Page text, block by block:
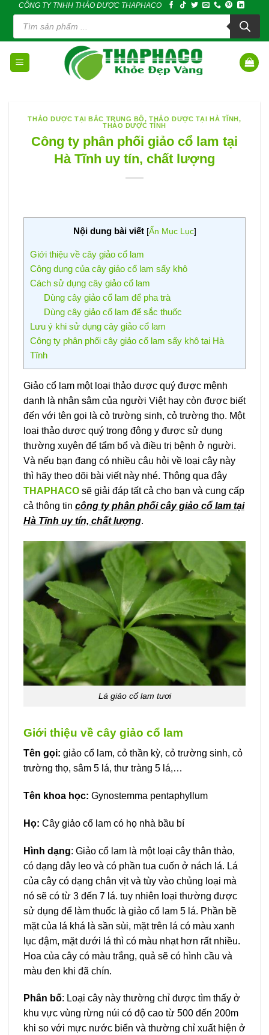
content
CÔNG TY TNHH THẢO DƯỢC THAPHACO
Tìm
kiếm
phẩm
THẢO DƯỢC TẠI BẮC TRUNG BỘ,THẢO DƯỢC TẠI HÀ TĨNH ,
THẢO DƯỢC TỈNH
Công ty phân phối giảo cổ lam tại
Hà Tĩnh uy tín, chất lượng
Nội dung bài viết [Ẩn Mục Lục]
Giới thiệu về cây giảo cổ lam
Công dụng của cây giảo cổ lam sấy khô
Cách sử dụng cây giảo cổ lam
Dùng cây giảo cổ lam để pha trà
Dùng cây giảo cổ lam để sắc thuốc
Lưu ý khi sử dụng cây giảo cổ lam
Công ty phân phối cây giảo cổ lam sấy khô tại Hà
Tĩnh
Giảo cổ lam một loại thảo dược quý được mệnh
danh là nhân sâm của người Việt hay còn được biết
đến với tên gọi là cỏ trường sinh, cỏ trường thọ. Một
loại thảo dược quý trong đông y được sử dụng
thường xuyên để tẩm bổ và điều trị bệnh ở người.
Và nếu bạn đang có nhiều câu hỏi về loại cây này
thì hãy theo dõi bài viết này nhé. Thông qua đây
THAPHACO sẽ giải đáp tất cả cho bạn và cung cấp
cả thông tin công ty phân phối cây giảo cổ lam tại
Hà Tĩnh uy tín, chất lượng.
Lá giảo cổ lam tươi
Giới thiệu về cây giảo cổ lam
Tên gọi: giảo cổ lam, cỏ thần kỳ, cỏ trường sinh, cỏ
trường thọ, sâm 5 lá, thư tràng 5 lá,…
Tên khoa học: Gynostemma pentaphyllum
Họ: Cây giảo cổ lam có họ nhà bầu bí
Hình dạng: Giảo cổ lam là một loại cây thân thảo,
có dạng dây leo và có phần tua cuốn ở nách lá. Lá
của cây có dạng chân vịt và tùy vào chủng loại mà
nó sẽ có từ 3 đến 7 lá. tuy nhiên loại thường được
sử dụng để làm thuốc là giảo cổ lam 5 lá. Phần bề
mặt của lá khá là sần sùi, mặt trên lá có màu xanh
lục đậm, mặt dưới lá thì có màu nhạt hơn rất nhiều.
Hoa của cây có màu trắng, quả sẽ có hình cầu và
màu đen khi đã chín.
Phân bố: Loại cây này thường chỉ được tìm thấy ở
khu vực vùng rừng núi có độ cao từ 500 đến 200m
khi so với mực nước biển và thường chỉ xuất hiện ở